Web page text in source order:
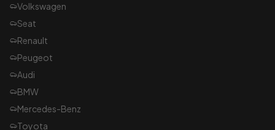
Volkswagen
Seat
Renault
Peugeot
Audi
BMW
Mercedes-Benz
Toyota